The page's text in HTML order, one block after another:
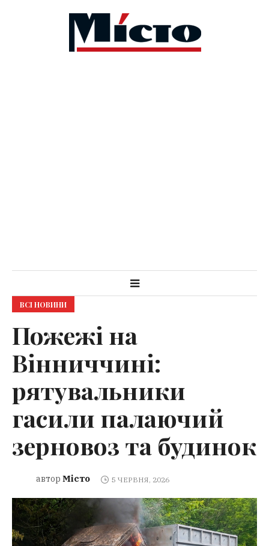
ВСІ НОВИНИ
Пожежі на
Вінниччині:
рятувальники
гасили палаючий
зерновоз та будинок
автор Місто 5 ЧЕРВНЯ, 2026